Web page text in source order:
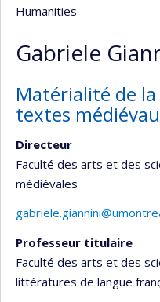
Humanities
Gabriele
Matérialité de
textes
Directeur
Faculté des arts et des
médiévales
Professeur titulaire
Faculté des arts et des
littératures de langue